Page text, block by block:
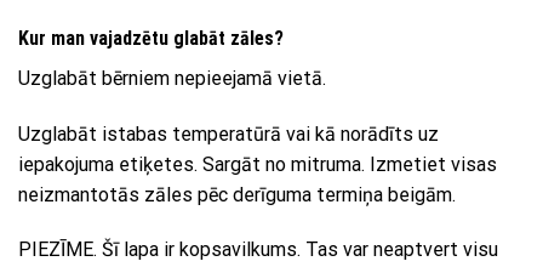
Kur man vajadzētu glabāt zāles?
Uzglabāt bērniem nepieejamā vietā.
Uzglabāt istabas temperatūrā vai kā norādīts uz
iepakojuma etiķetes. Sargāt no mitruma. Izmetiet visas
neizmantotās zāles pēc derīguma termiņa beigām.
PIEZĪME. Šī lapa ir kopsavilkums. Tas var neaptvert visu